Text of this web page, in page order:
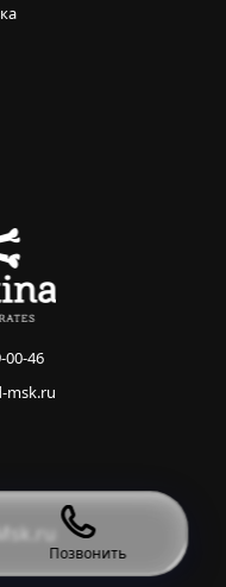
00-46
msk.ru
Позвонить